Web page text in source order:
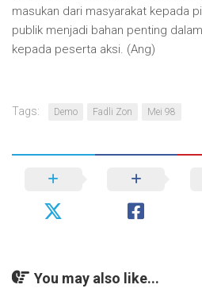
masukan dari masyarakat kepada
publik menjadi bahan penting
kepada peserta aksi. (Ang)
Tags: Demo Fadli Zon Mei 98
You may also like...